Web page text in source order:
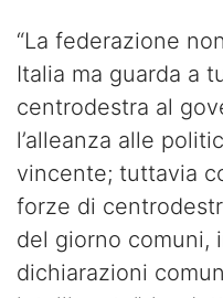
“La federazione
Italia ma guarda a
centrodestra al
l’alleanza alle
vincente; tuttavia
forze di
del giorno comuni,
dichiarazioni